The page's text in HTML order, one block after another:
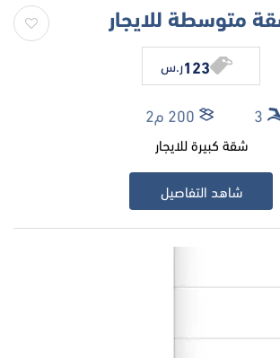
متوسطة للايجار
123ر.س
3 200 م2
شقة كبيرة للايجار
شاهد التفاصيل